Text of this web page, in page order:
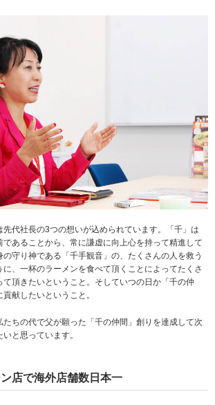
先代社長の3つの想いが込められています。「千」は
であることから、常に謙虚に向上心を持って精進して
守り神である「千手観音」の、たくさんの人を救う
、一杯のラーメンを食べて頂くことによってたくさ
て頂きたいということ。そしていつの日か「千の仲
献したいということ。
たちの代で父が願った「千の仲間」創りを達成して次
と思っています。
店で海外店舗数日本一